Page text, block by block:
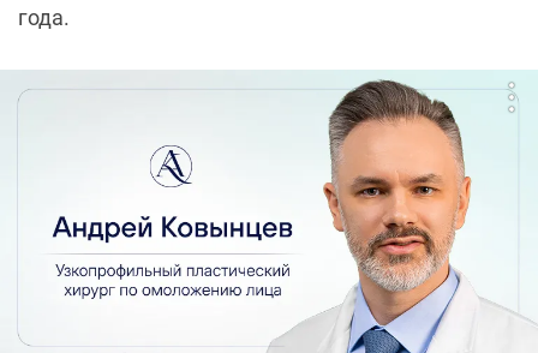
года.